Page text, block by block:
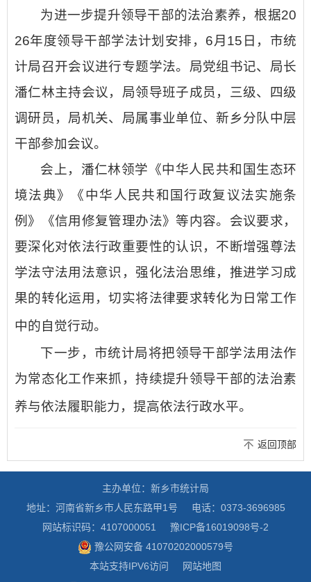
为进一步提升领导干部的法治素养，根据20
26年度领导干部学法计划安排， 6月15日，市统
计局召开会议进行专题学法。局党组书记、局长
潘仁林主持会议， 局领导班子成员，三级、四级
调研员，局机关、局属事业单位、新乡分队中层
干部参加会议。
会上，潘仁林领学《中华人民共和国生态环
境法典》《中华人民共和国行政复议法实施条
例》《信用修复管理办法》等内容。会议要求，
要深化对依法行政重要性的认识，不断增强尊法
学法守法用法意识，强化法治思维，推进学习成
果的转化运用，切实将法律要求转化为日常工作
中的自觉行动。
下一步，市统计局将把领导干部学法用法作
为常态化工作来抓，持续提升领导干部的法治素
养与依法履职能力，提高依法行政水平。
返回顶部
主办单位：新乡市统计局
地址：河南省新乡市人民东路甲1号
电话：0373-3696985
网站标识码：4107000051
豫ICP备16019098号-2
豫公网安备 41070202000579号
本站支持IPV6访问
网站地图